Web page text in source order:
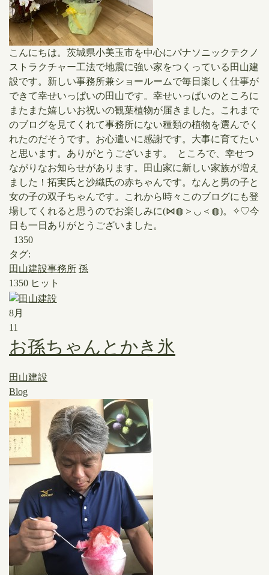
こんにちは。茨城県小美玉市を中心にパナソニックテクノ
ストラクチャー工法で地震に強い家をつくっている田山建
設です。新しい事務所兼ショールームで毎日楽しく仕事が
できて幸せいっぱいの田山です。幸せいっぱいのところに
またまた嬉しいお祝いの観葉植物が届きました。これまで
のブログを見てくれて事務所にない種類の植物を選んでく
れたのだそうです。お心遣いに感謝です。大事に育てたい
と思います。ありがとうございます。 ところで、幸せつ
ながりなお知らせがあります。田山家に新しい家族が増え
ました！拓実氏と沙織氏の赤ちゃんです。なんと男の子と
女の子の双子ちゃんです。これから時々このブログにも登
場してくれると思うのでお楽しみに(⋈◍＞◡＜◍)。✧♡今
日も一日ありがとうございました。
1350
タグ:
田山建設事務所 孫
1350 ヒット
8月
11
お孫ちゃんとかき氷
田山建設
Blog